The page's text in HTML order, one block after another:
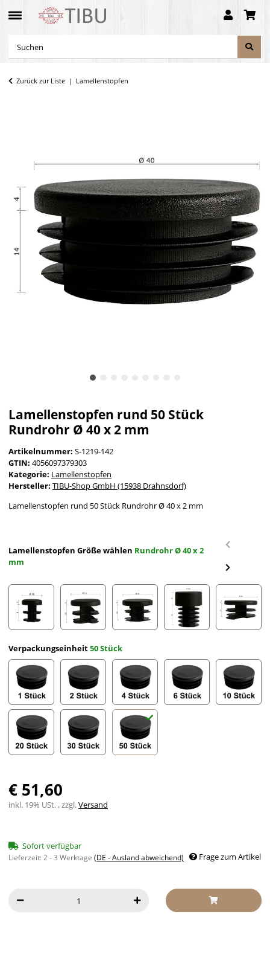
Zurück zur Liste Lamellenstopfen
Lamellenstopfen rund 50 Stück
Rundrohr Ø 40 x 2 mm
Artikelnummer: S-1219-142
GTIN: 4056097379303
Kategorie: Lamellenstopfen
Hersteller: TIBU-Shop GmbH (15938 Drahnsdorf)
Lamellenstopfen rund 50 Stück Rundrohr Ø 40 x 2 mm
Lamellenstopfen Größe wählen Rundrohr Ø 40 x 2
mm
Verpackungseinheit50 Stück
1 Stück 2 Stück 4 Stück
€ 51,60
inkl. 19% USt. , zzgl.Versand
Sofort verfügbar
Lieferzeit:2 - 3 Werktage (DE - Ausland abweichend) Frage zum Artikel